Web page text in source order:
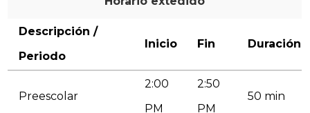
Instalaciones
Descripción /
Periodo
Inicio Fin Duración
Preescolar
2:00
PM
2:50
PM
50 min